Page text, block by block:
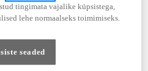
tingimata vajalike küpsistega,
lehe normaalseks toimimiseks.
seaded